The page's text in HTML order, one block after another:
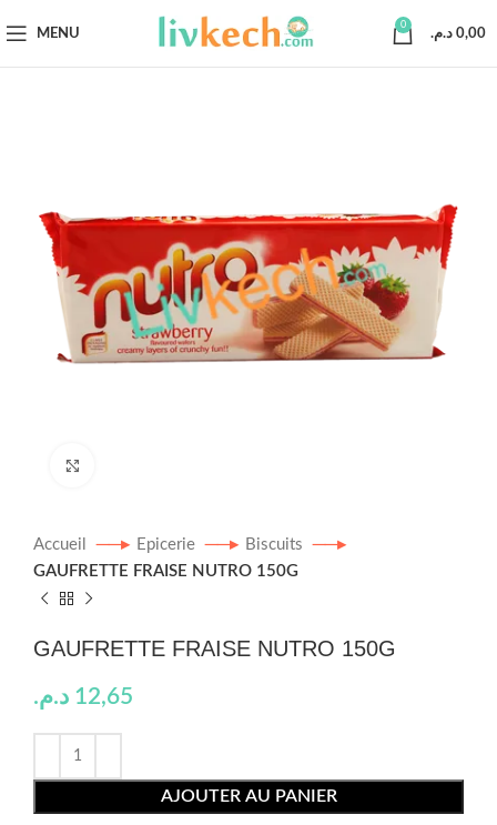
MENU
0
0,00 د.م.
Accueil Epicerie
Biscuits
GAUFRETTE FRAISE NUTRO 150G
GAUFRETTE FRAISE NUTRO 150G
12,65 د.م.
AJOUTER AU PANIER